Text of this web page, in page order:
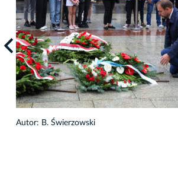
Autor: B. Świerzowski